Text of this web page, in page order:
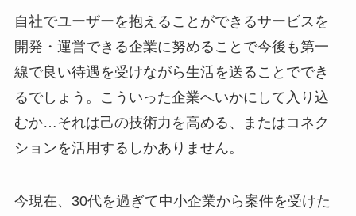
自社でユーザーを抱えることができるサービスを
開発・運営できる企業に努めることで今後も第一
線で良い待遇を受けながら生活を送ることででき
るでしょう。こういった企業へいかにして入り込
むか…それは己の技術力を高める、またはコネク
ションを活用するしかありません。
今現在、30代を過ぎて中小企業から案件を受けた